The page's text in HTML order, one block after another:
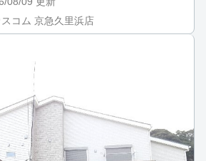
コム 京急久里浜店